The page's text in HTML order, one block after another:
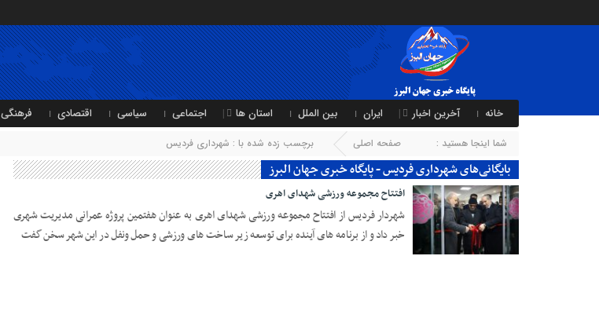
خانه آخرین اخبار ایران بین الملل استان ها اجتماعی سیاسی اقتصادی فرهنگی
شما اینجا هستید : صفحه اصلی برچسب زده شده با : شهرداری فردیس
بایگانی‌های شهرداری فردیس - پایگاه خبری جهان البرز
13 فوریه 2025
افتتاح مجموعه ورزشی شهدای اهری
شهردار فردیس از افتتاح مجموعه ورزشی شهدای اهری به عنوان هفتمین پروژه عمرانی مدیریت شهری
خبر داد و از برنامه های آینده برای توسعه زیر ساخت های ورزشی و حمل ونفل در این شهر سخن گفت